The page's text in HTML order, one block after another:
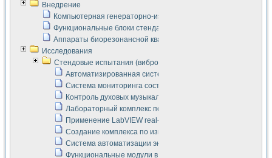
Внедрение
Компьютерная генераторно-измерительная система
Функциональные блоки стенда "Сигнал-USB"
Аппараты биорезонансной квантовой терапии серии СКАН
Исследования
Стендовые испытания (виброакустика, тензометрия и т.п.)
Автоматизированная система измерения параметров
Система мониторинга состояния тяговых
Контроль духовых музыкальных инструментов
Лабораторный комплекс по исследованию элементной
Применение LabVIEW real-time module для
Создание комплекса по измерению скорости подвижного
Система автоматизации экспериментальных
Функциональные модули в стандарте Nl SCXI для